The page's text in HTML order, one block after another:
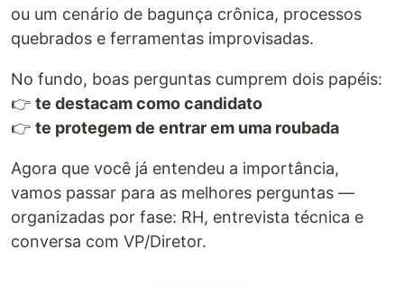
ou um cenário de bagunça crônica, processos
quebrados e ferramentas improvisadas.
No fundo, boas perguntas cumprem dois papéis:
👉 te destacam como candidato
👉 te protegem de entrar em uma roubada
Agora que você já entendeu a importância,
vamos passar para as melhores perguntas —
organizadas por fase: RH, entrevista técnica e
conversa com VP/Diretor.